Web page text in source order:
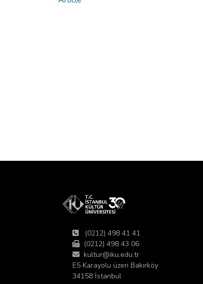
(0212) 498 41 41
(0212) 498 43 06
kultur@iku.edu.tr
E5 Karayolu üzeri Bakırköy
34158 İstanbul